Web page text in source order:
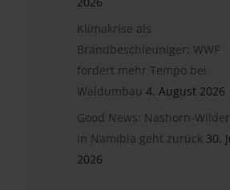
Klimakrise als
Brandbeschleuniger: WWF
fordert mehr Tempo bei
Waldumbau 4. August 2026
Good News: Nashorn-
in Namibia geht zurück 30.
2026